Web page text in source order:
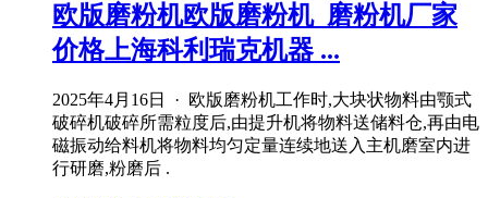
欧版磨粉机欧版磨粉机_磨粉机厂家
价格上海科利瑞克机器 ...
2025年4月16日 · 欧版磨粉机工作时,大块状物料由颚式
破碎机破碎所需粒度后,由提升机将物料送储料仓,再由电
磁振动给料机将物料均匀定量连续地送入主机磨室内进
行研磨,粉磨后 .